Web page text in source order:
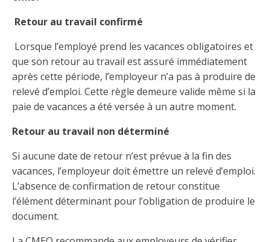
Taux horaires de référence pour des travaux
d’électricité en construction
Attention : Licence obligatoire
Mention Mixité
Déposer une plainte
Outils contre les tactiques illégales
Outils pour votre sécurité électrique
Documents de référence
Identification des véhicules et des documents
Taux horaires de référence pour des travaux
d’électricité en construction
Tarifs et contre-tarifs douaniers
Outils pratiques
Outils et calculateurs
Ressources informationnelles
Calendriers d'examen
Formulaires, guides et autres documents
informatifs
Foire aux questions sur la qualification
professionnelle
Service Démarrer une entreprise
Ce
lien
Rapports annuels de la CMEQ
Lois et règlements
Logo et normes graphiques
Annonceurs (trousse médias)
Actualités
Événements
Perfectionnement de la main-d’œuvre
Logos formation continue
Formations continue obligatoire
Obligation de formation des répondants
Suivre et déclarer ses heures de formations
Vidéos sur la formation continue obligatoire (FCO)
Retour au travail confirmé
Lorsque l’employé prend les vacances obligatoires et
que son retour au travail est assuré immédiatement
après cette période, l’employeur n’a pas à produire de
relevé d’emploi. Cette règle demeure valide même si la
paie de vacances a été versée à un autre moment.
Retour au travail non déterminé
Si aucune date de retour n’est prévue à la fin des
vacances, l’employeur doit émettre un relevé d’emploi.
L’absence de confirmation de retour constitue
l’élément déterminant pour l’obligation de produire le
document.